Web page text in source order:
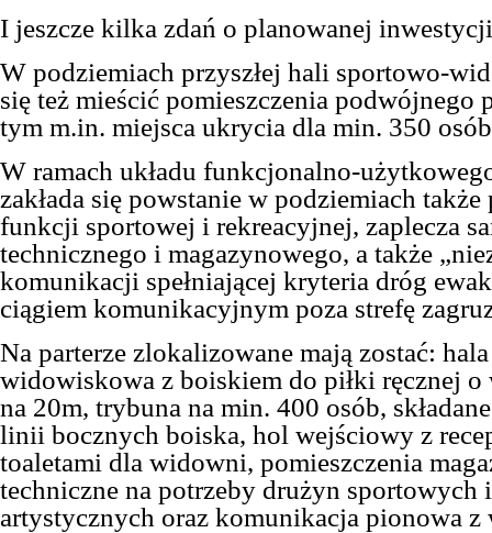
I jeszcze kilka zdań o planowanej
W podziemiach przyszłej hali sportowo-
się też mieścić pomieszczenia podwójnego
tym m.in. miejsca ukrycia dla min. 350
W ramach układu funkcjonalno-
zakłada się powstanie w podziemiach także
funkcji sportowej i rekreacyjnej, zaplecza
technicznego i magazynowego, a także
komunikacji spełniającej kryteria dróg
ciągiem komunikacyjnym poza strefę
Na parterze zlokalizowane mają zostać:
widowiskowa z boiskiem do piłki ręcznej o
na 20m, trybuna na min. 400 osób,
linii bocznych boiska, hol wejściowy z
toaletami dla widowni, pomieszczenia
techniczne na potrzeby drużyn sportowych
artystycznych oraz komunikacja pionowa z